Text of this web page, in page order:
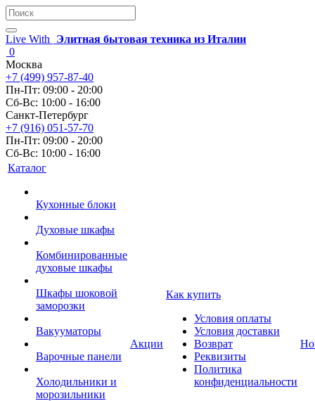
Live With
Элитная бытовая техника из Италии
0
Москва
+7 (499) 957-87-40
Пн-Пт: 09:00 - 20:00
Сб-Вс: 10:00 - 16:00
Санкт-Петербург
+7 (916) 051-57-70
Пн-Пт: 09:00 - 20:00
Сб-Вс: 10:00 - 16:00
Каталог
Кухонные блоки
Духовые шкафы
Комбинированные
духовые шкафы
Шкафы шоковой
заморозки
Вакууматоры
Варочные панели
Холодильники и
морозильники
Акции
Как купить
Условия оплаты
Условия доставки
Возврат
Реквизиты
Политика
конфиденциальности